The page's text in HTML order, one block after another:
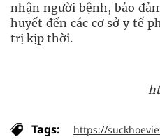
nhận người bệnh, bảo
huyết đến các cơ sở y tế
trị kịp thời.
Tags:
https://